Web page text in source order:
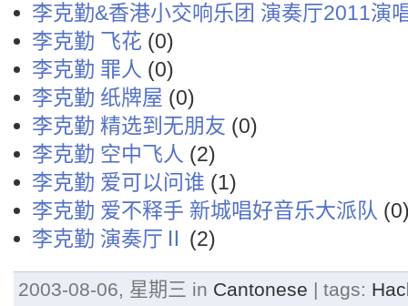
李克勤&香港小交响乐团 演奏厅2011演
李克勤 飞花 (0)
李克勤 罪人 (0)
李克勤 纸牌屋 (0)
李克勤 精选到无朋友 (0)
李克勤 空中飞人 (2)
李克勤 爱可以问谁 (1)
李克勤 爱不释手 新城唱好音乐大派队
李克勤 演奏厅Ⅱ (2)
2003-08-06, 星期三 in Cantonese | tags: